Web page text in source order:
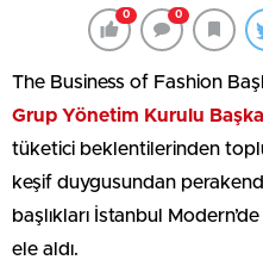
0 0
The Business of Fashion
Grup Yönetim Kurulu
tüketici beklentilerinden
keşif duygusundan
başlıkları İstanbul
ele aldı.